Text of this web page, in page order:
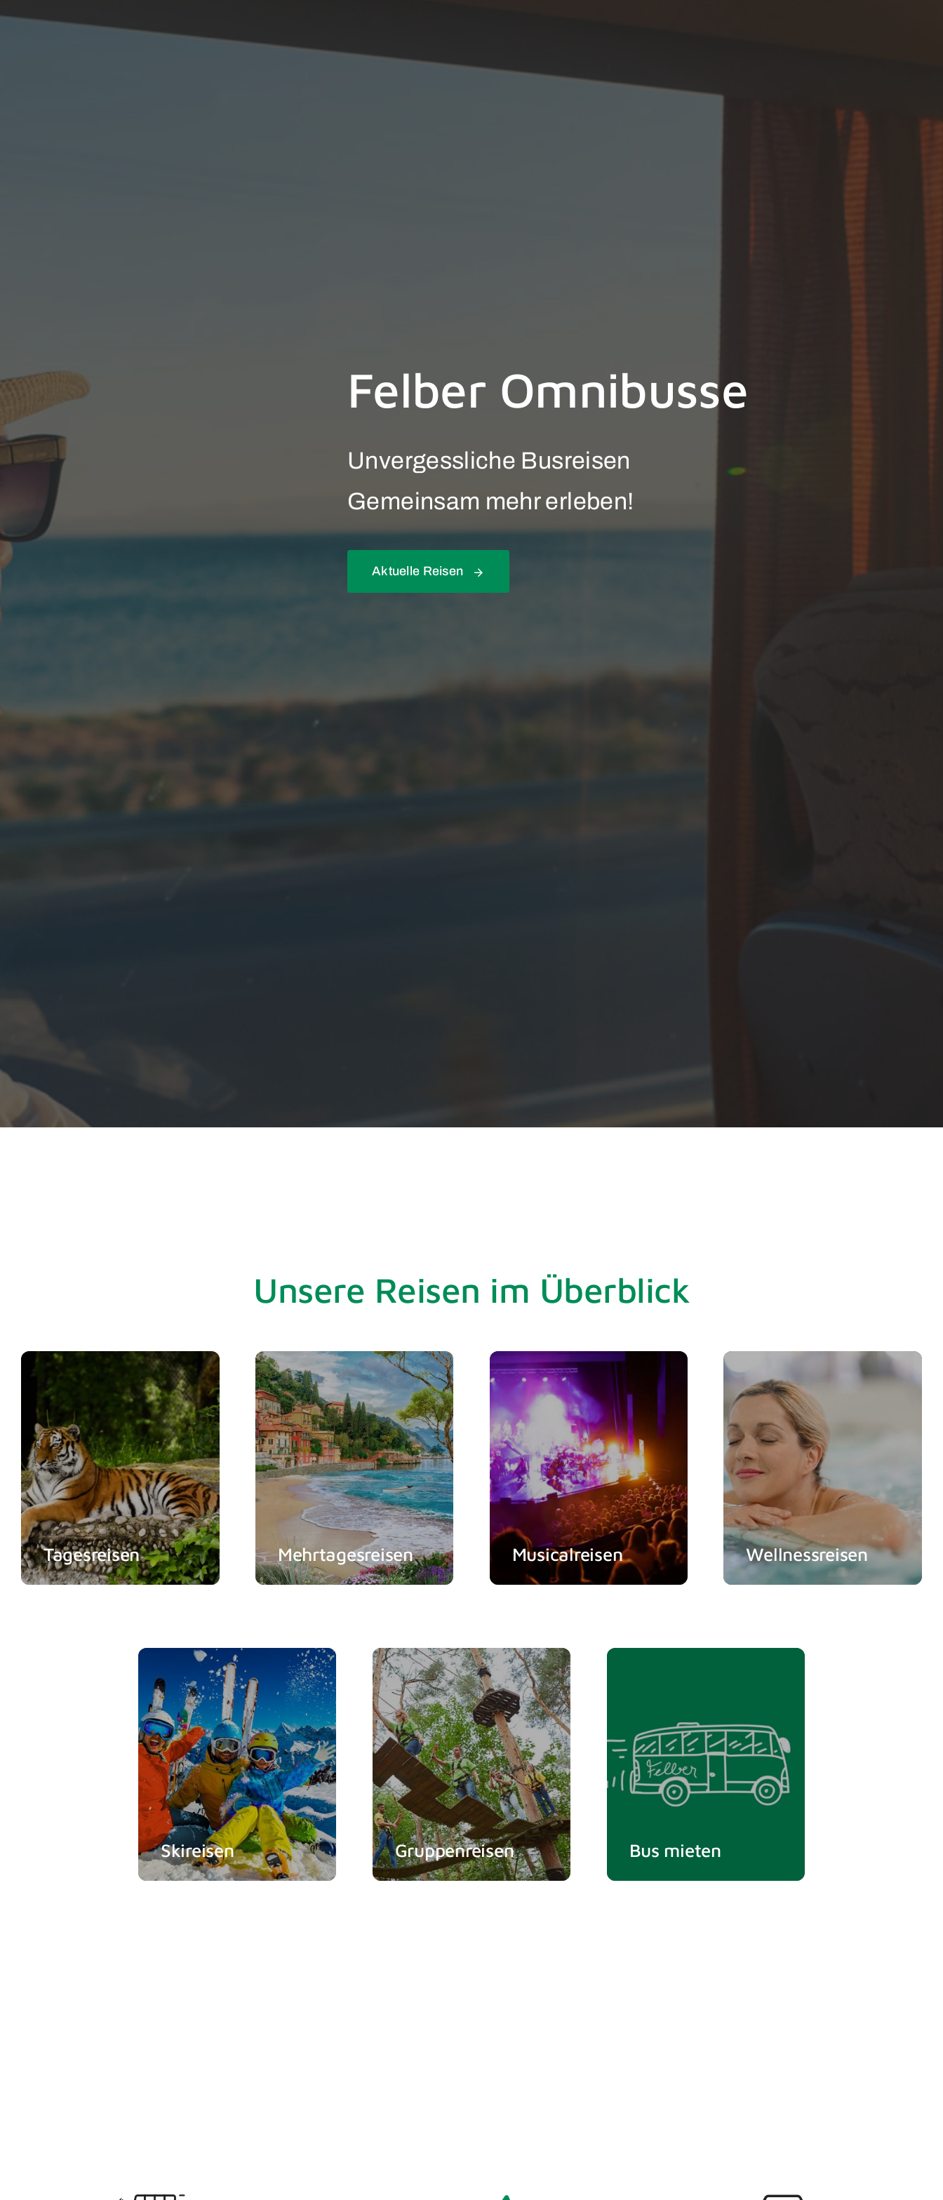
Felber Omnibusse
Unvergessliche Busreisen
Gemeinsam mehr erleben!
Aktuelle Reisen
Unsere Reisen im Überblick
Tagesreisen Mehrtagesreisen Musicalreisen Wellnessreisen
Skireisen Gruppenreisen Bus mieten
Fr., 14. August 2026 bis
So., 16. August 2026
Reise-Details
Sind Sie gekommen um zu reisen?
Dann sind Sie hier genau richtig!